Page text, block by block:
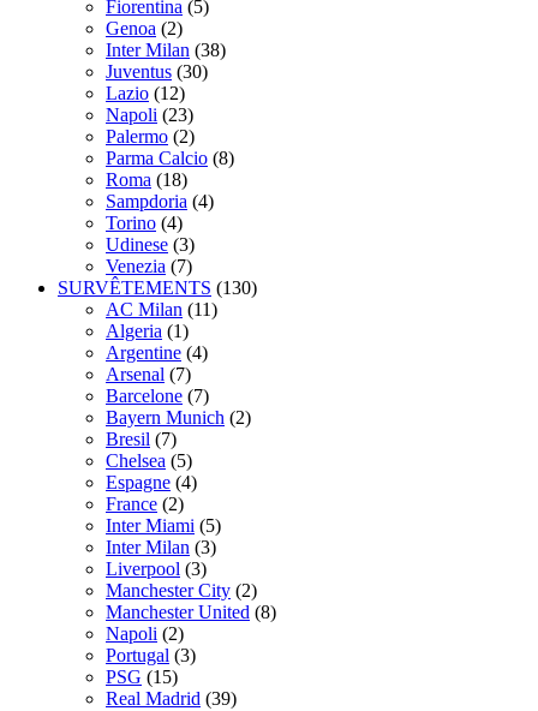
Fiorentina (5)
Genoa (2)
Inter Milan (38)
Juventus (30)
Lazio (12)
Napoli (23)
Palermo (2)
Parma Calcio (8)
Roma (18)
Sampdoria (4)
Torino (4)
Udinese (3)
Venezia (7)
SURVÊTEMENTS (130)
AC Milan (11)
Algeria (1)
Argentine (4)
Arsenal (7)
Barcelone (7)
Bayern Munich (2)
Bresil (7)
Chelsea (5)
Espagne (4)
France (2)
Inter Miami (5)
Inter Milan (3)
Liverpool (3)
Manchester City (2)
Manchester United (8)
Napoli (2)
Portugal (3)
PSG (15)
Real Madrid (39)